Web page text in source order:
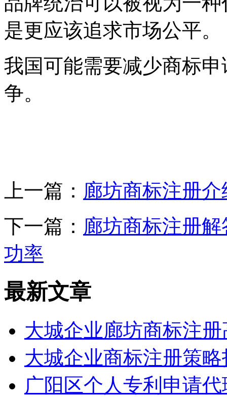
是更应该追求市场公平
我国可能需要减少商标
争。
上一篇： 廊坊商标注册
下一篇： 廊坊商标注册
功率
最新文章
大城企业廊坊商标注
大城企业商标注册策略
广阳区个人专利申请